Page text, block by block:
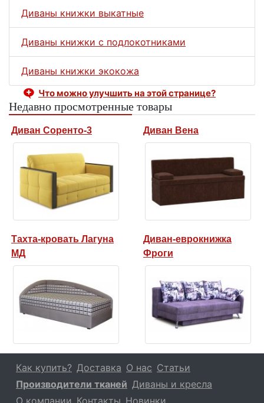
Диваны книжки выкатные
Диваны книжки с подлокотниками
Диваны книжки экокожа
Что можно улучшить на этой странице?
Недавно просмотренные товары
Диван Соренто-3 Диван Вена
Тахта-кровать Лагуна
МД
Диван-еврокнижка
Фроги
Как купить? Доставка О нас Статьи
Производители тканей Диваны и кресла